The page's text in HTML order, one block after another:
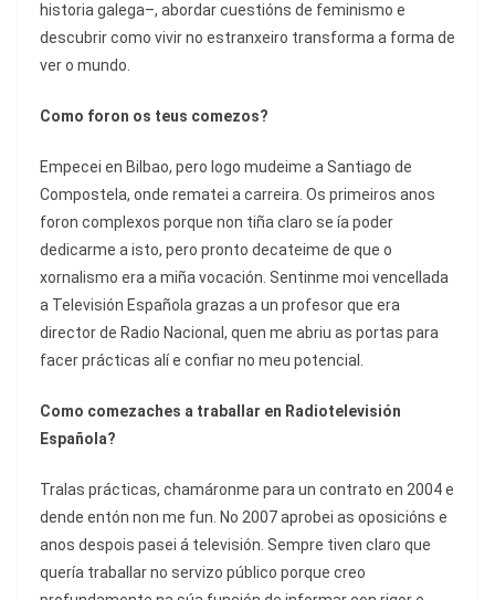
historia galega–, abordar cuestións de feminismo e
descubrir como vivir no estranxeiro transforma a forma de
ver o mundo.
Como foron os teus comezos?
Empecei en Bilbao, pero logo mudeime a Santiago de
Compostela, onde rematei a carreira. Os primeiros anos
foron complexos porque non tiña claro se ía poder
dedicarme a isto, pero pronto decateime de que o
xornalismo era a miña vocación. Sentinme moi vencellada
a Televisión Española grazas a un profesor que era
director de Radio Nacional, quen me abriu as portas para
facer prácticas alí e confiar no meu potencial.
Como comezaches a traballar en Radiotelevisión
Española?
Tralas prácticas, chamáronme para un contrato en 2004 e
dende entón non me fun. No 2007 aprobei as oposicións e
anos despois pasei á televisión. Sempre tiven claro que
quería traballar no servizo público porque creo